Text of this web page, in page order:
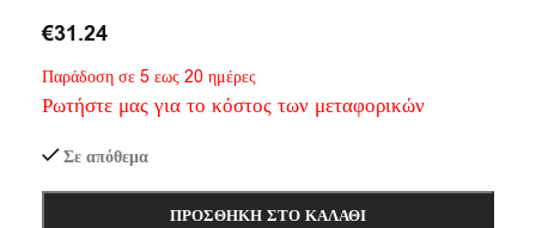
€31.24
Παράδοση σε 5 εως 20 ημέρες
Ρωτήστε μας για το κόστος των μεταφορικών
Σε απόθεμα
ΠΡΟΣΘΉΚΗ ΣΤΟ ΚΑΛΆΘΙ